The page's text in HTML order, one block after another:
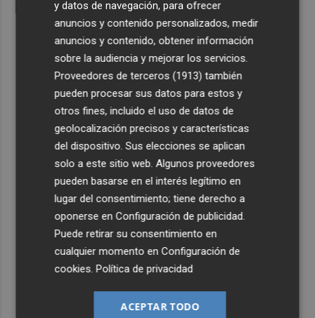
y datos de navegación, para ofrecer
anuncios y contenido personalizados, medir
anuncios y contenido, obtener información
sobre la audiencia y mejorar los servicios.
Proveedores de terceros (1913) también
pueden procesar sus datos para estos y
otros fines, incluido el uso de datos de
geolocalización precisos y características
del dispositivo. Sus elecciones se aplican
solo a este sitio web. Algunos proveedores
pueden basarse en el interés legítimo en
lugar del consentimiento; tiene derecho a
oponerse enConfiguración de publicidad
Puede retirar su consentimiento en
cualquier momento enConfiguración de
cookies .Política de privacidad
ACEPTAR TODO